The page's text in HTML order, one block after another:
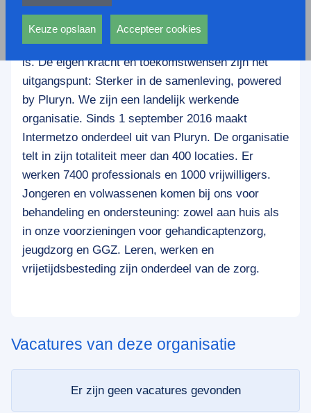
Pluryn ondersteunt bij het vergroten van kansen op
een zo volwaardig en zelfstandig mogelijke plek in
de samenleving. Ook als de problematiek complex
is. De eigen kracht en toekomstwensen zijn het
uitgangspunt: Sterker in de samenleving, powered
by Pluryn. We zijn een landelijk werkende
organisatie. Sinds 1 september 2016 maakt
Intermetzo onderdeel uit van Pluryn. De organisatie
telt in zijn totaliteit meer dan 400 locaties. Er
werken 7400 professionals en 1000 vrijwilligers.
Jongeren en volwassenen komen bij ons voor
behandeling en ondersteuning: zowel aan huis als
in onze voorzieningen voor gehandicaptenzorg,
jeugdzorg en GGZ. Leren, werken en
vrijetijdsbesteding zijn onderdeel van de zorg.
Vacatures van deze organisatie
Er zijn geen vacatures gevonden
andere wordt voorkomen dat dezelfde advertentie
voortdurend verschijnt.
Keuze opslaan Accepteer cookies